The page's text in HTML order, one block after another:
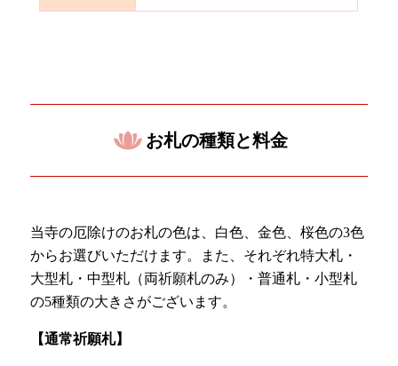
お札の種類と料金
当寺の厄除けのお札の色は、白色、金色、桜色の3色
からお選びいただけます。また、それぞれ特大札・
大型札・中型札（両祈願札のみ）・普通札・小型札
の5種類の大きさがございます。
【通常祈願札】